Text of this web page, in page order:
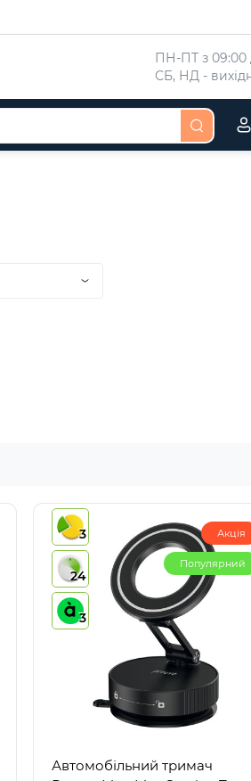
ПН-ПТ з 09:00
СБ, НД -
3
24
3
Акція
Популярний
Автомобільний тримач